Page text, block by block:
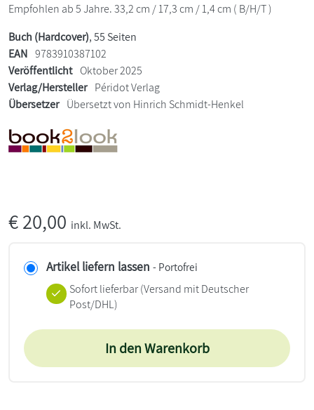
Empfohlen ab 5 Jahre. 33,2 cm / 17,3 cm / 1,4 cm ( B/H/T )
Buch (Hardcover), 55 Seiten
EAN 9783910387102
Veröffentlicht Oktober 2025
Verlag/Hersteller Péridot Verlag
Übersetzer Übersetzt von Hinrich Schmidt-Henkel
€20,00 inkl. MwSt.
Artikel liefern lassen - Portofrei
Sofort lieferbar(Versand mit Deutscher
Post/DHL)
In den Warenkorb